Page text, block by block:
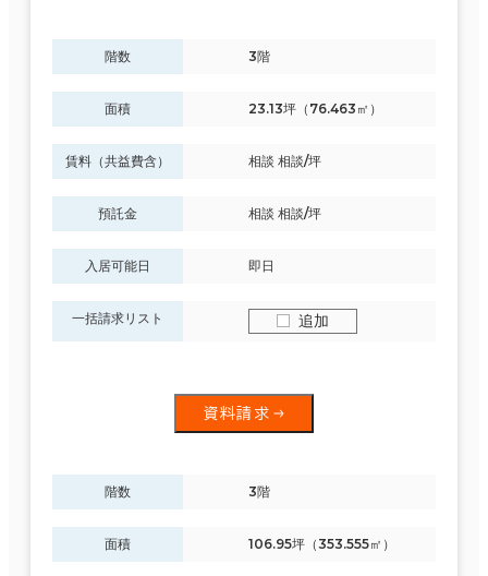
階数 3階
面積 23.13坪（76.463㎡）
賃料（共益費含） 相談 相談/坪
預託金 相談 相談/坪
入居可能日 即日
一括請求リスト 追加
資料請求
階数 3階
面積 106.95坪（353.555㎡）